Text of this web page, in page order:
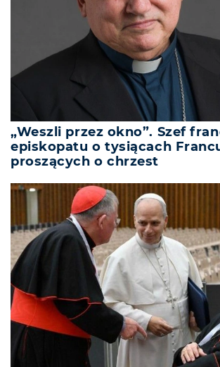
„Weszli przez okno”. Szef
episkopatu o tysiącach
proszących o chrzest